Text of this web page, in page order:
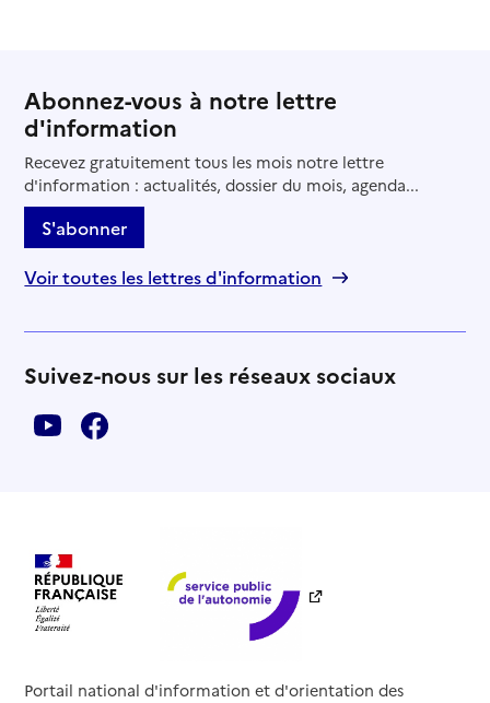
Abonnez-vous à notre lettre
d'information
Recevez gratuitement tous les mois notre lettre
d'information : actualités, dossier du mois, agenda...
S'abonner
Voir toutes les lettres d'information
Suivez-nous sur les réseaux sociaux
Portail national d'information et d'orientation des